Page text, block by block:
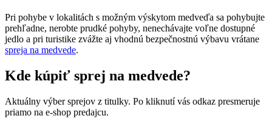
Pri pohybe v lokalitách s možným výskytom medveďa sa pohybujte
prehľadne, nerobte prudké pohyby, nenechávajte voľne dostupné
jedlo a pri turistike zvážte aj vhodnú bezpečnostnú výbavu vrátane
spreja na medvede.
Kde kúpiť sprej na medvede?
Aktuálny výber sprejov z titulky. Po kliknutí vás odkaz presmeruje
priamo na e-shop predajcu.